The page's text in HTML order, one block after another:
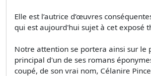
Elle est l’autrice d’œuvres
qui est aujourd'hui sujet à cet exposé
Notre attention se portera ainsi sur le
principal d'un de ses romans
coupé, de son vrai nom, Célanire